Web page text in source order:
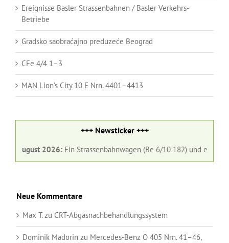
Ereignisse Basler Strassenbahnen / Basler Verkehrs-
Betriebe
Gradsko saobraćajno preduzeće Beograd
CFe 4/4 1–3
MAN Lion’s City 10 E Nrn. 4401–4413
+++ Newsticker +++
2026:Ein Strassenbahnwagen (Be 6/10 182) und ein
Neue Kommentare
Max T.zu CRT-Abgasnachbehandlungssystem
Dominik Madörin zu Mercedes-Benz O 405 Nrn. 41–46,